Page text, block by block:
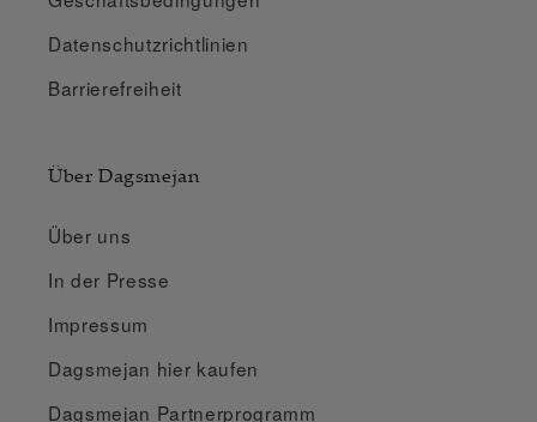
Datenschutzrichtlinien
Barrierefreiheit
Über Dagsmejan
Über uns
In der Presse
Impressum
Dagsmejan hier kaufen
Dagsmejan Partnerprogramm